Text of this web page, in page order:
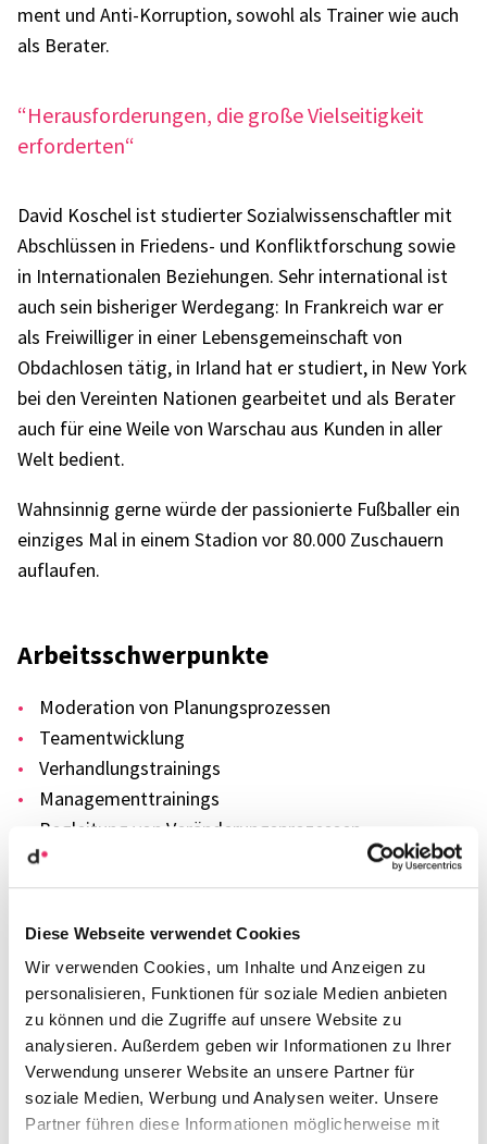
Diese Webseite verwendet Cookies
Wir verwenden Cookies, um Inhalte und Anzeigen zu
personalisieren, Funktionen für soziale Medien anbieten
zu können und die Zugriffe auf unsere Website zu
analysieren. Außerdem geben wir Informationen zu Ihrer
Verwendung unserer Website an unsere Partner für
soziale Medien, Werbung und Analysen weiter. Unsere
Partner führen diese Informationen möglicherweise mit
ment und Anti-Korrup­tion, sowohl als Trai­ner wie auch
als Bera­ter.
“Heraus­for­de­run­gen, die große Viel­sei­tig­keit
erfor­der­ten“
David Koschel ist studier­ter Sozi­al­wis­sen­schaft­ler mit
Abschlüs­sen in Frie­dens- und Konflikt­for­schung sowie
in Inter­na­tio­na­len Bezie­hun­gen. Sehr inter­na­tio­nal ist
auch sein bishe­ri­ger Werde­gang: In Frank­reich war er
als Frei­wil­li­ger in einer Lebens­ge­mein­schaft von
Obdach­lo­sen tätig, in Irland hat er studiert, in New York
bei den Verein­ten Natio­nen gear­bei­tet und als Bera­ter
auch für eine Weile von Warschau aus Kunden in aller
Welt bedient.
Wahn­sin­nig gerne würde der passio­nierte Fußbal­ler ein
einzi­ges Mal in einem Stadion vor 80.000 Zuschau­ern
auflau­fen.
Arbeits­schwer­punkte
Mode­ra­tion von Planungs­pro­zes­sen
Team­ent­wick­lung
Verhand­lungs­trai­nings
Manage­ment­trai­nings
Beglei­tung von Verän­de­rungs­pro­zes­sen
Deutsch
Englisch
Fran­zö­sisch
Mitglied­schaf­ten und Auszeich­nun­gen